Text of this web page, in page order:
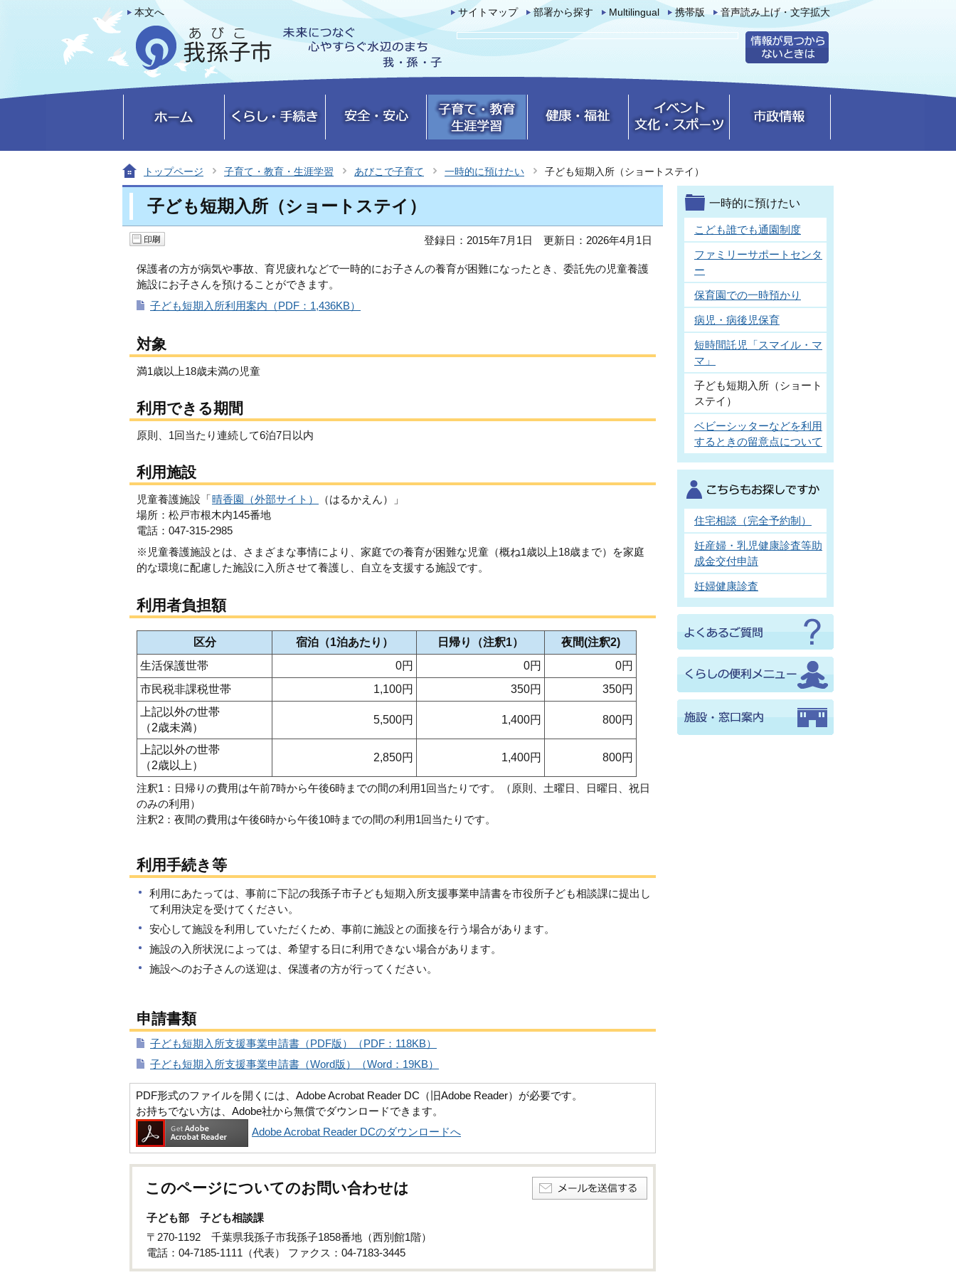
本文へ サイトマップ 部署から探す Multilingual 携帯版 音声読み上げ・文字拡大
トップページ 子育て・教育・生涯学習 あびこで子育て 一時的に預けたい 子ども短期入所（ショートステイ）
子ども短期入所（ショートステイ）
登録日：2015年7月1日 更新日：2026年4月1日
保護者の方が病気や事故、育児疲れなどで一時的にお子さんの養育が困難になったとき、委託先の児童養護
施設にお子さんを預けることができます。
子ども短期入所利用案内（PDF：1,436KB）
対象
満1歳以上18歳未満の児童
利用できる期間
原則、1回当たり連続して6泊7日以内
利用施設
児童養護施設「晴香園（外部サイト）
（はるかえん）」
場所：松戸市根木内145番地
電話：047-315-2985
※児童養護施設とは、さまざまな事情により、家庭での養育が困難な児童（概ね1歳以上18歳まで）を家庭
的な環境に配慮した施設に入所させて養護し、自立を支援する施設です。
利用者負担額
区分 宿泊（1泊あたり） 日帰り（注釈1）
夜間(注釈2)
生活保護世帯
0円 0円
0円
市民税非課税世帯
1,100円 350円
350円
上記以外の世帯
（2歳未満）
5,500円 1,400円 800円
上記以外の世帯
（2歳以上）
2,850円 1,400円 800円
注釈1：日帰りの費用は午前7時から午後6時までの間の利用1回当たりです。（原則、土曜日、日曜日、祝日
のみの利用）
注釈2：夜間の費用は午後6時から午後10時までの間の利用1回当たりです。
利用手続き等
利用にあたっては、事前に下記の我孫子市子ども短期入所支援事業申請書を市役所子ども相談課に提出し
て利用決定を受けてください。
安心して施設を利用していただくため、事前に施設との面接を行う場合があります。
施設の入所状況によっては、希望する日に利用できない場合があります。
施設へのお子さんの送迎は、保護者の方が行ってください。
申請書類
子ども短期入所支援事業申請書（PDF版）（PDF：118KB）
子ども短期入所支援事業申請書（Word版）（Word：19KB）
PDF形式のファイルを開くには、Adobe Acrobat Reader DC（旧Adobe Reader）が必要です。
お持ちでない方は、Adobe社から無償でダウンロードできます。
Adobe Acrobat Reader DCのダウンロードへ
このページについてのお問い合わせは
子ども部 子ども相談課
〒270-1192 千葉県我孫子市我孫子1858番地（西別館1階）
電話：04-7185-1111（代表） ファクス：04-7183-3445
一時的に預けたい
こども誰でも通園制度
ファミリーサポートセンタ
ー
保育園での一時預かり
病児・病後児保育
短時間託児「スマイル・マ
マ」
子ども短期入所（ショート
ステイ）
ベビーシッターなどを利用
するときの留意点について
住宅相談（完全予約制）
妊産婦・乳児健康診査等助
成金交付申請
妊婦健康診査